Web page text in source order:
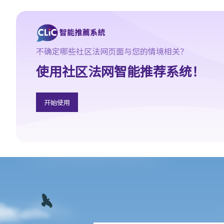
不确定哪些社区法网页面与您的情境相关？
使用社区法网智能推荐系统！
开始使用